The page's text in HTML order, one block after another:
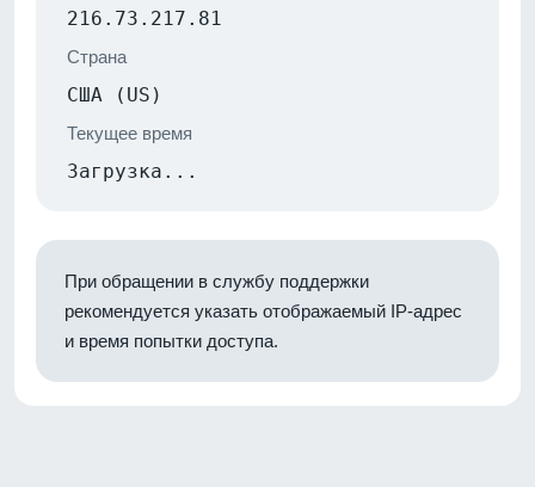
216.73.217.81
Страна
США (US)
Текущее время
Загрузка...
При обращении в службу поддержки
рекомендуется указать отображаемый IP-адрес
и время попытки доступа.